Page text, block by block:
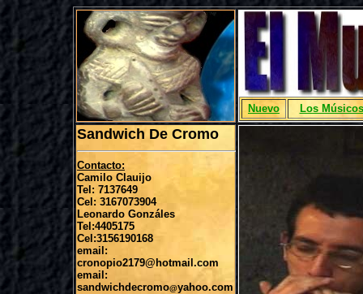
Nuevo Los Músicos
Sandwich De Cromo
Contacto:
Camilo Clauijo
Tel: 7137649
Cel: 3167073904
Leonardo Gonzáles
Tel:4405175
Cel:3156190168
email:
cronopio2179@hotmail.com
email:
sandwichdecromo@yahoo.com